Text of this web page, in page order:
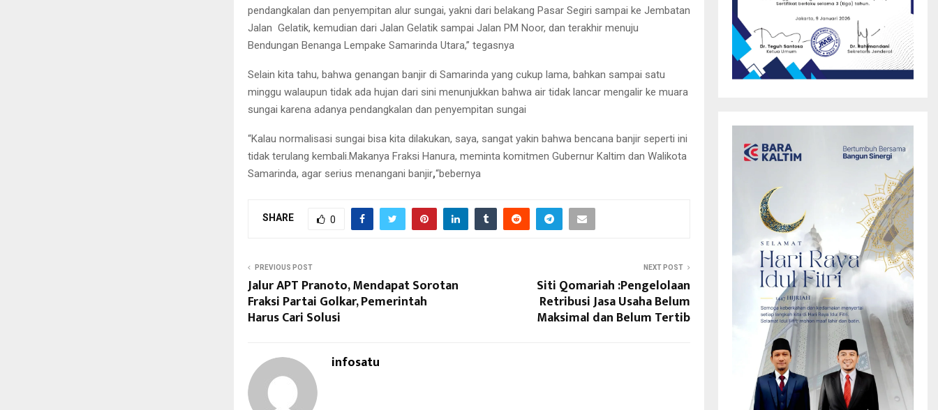
pendangkalan dan penyempitan alur sungai, yakni dari belakang Pasar Segiri sampai ke Jembatan
Jalan Gelatik, kemudian dari Jalan Gelatik sampai Jalan PM Noor, dan terakhir menuju
Bendungan Benanga Lempake Samarinda Utara,” tegasnya
Selain kita tahu, bahwa genangan banjir di Samarinda yang cukup lama, bahkan sampai satu
minggu walaupun tidak ada hujan dari sini menunjukkan bahwa air tidak lancar mengalir ke muara
sungai karena adanya pendangkalan dan penyempitan sungai
“Kalau normalisasi sungai bisa kita dilakukan, saya, sangat yakin bahwa bencana banjir seperti ini
tidak terulang kembali.Makanya Fraksi Hanura, meminta komitmen Gubernur Kaltim dan Walikota
Samarinda, agar serius menangani banjir,“bebernya
SHARE 0
PREVIOUS POST
Jalur APT Pranoto, Mendapat Sorotan
Fraksi Partai Golkar, Pemerintah
Harus Cari Solusi
NEXT POST
Siti Qomariah :Pengelolaan
Retribusi Jasa Usaha Belum
Maksimal dan Belum Tertib
infosatu